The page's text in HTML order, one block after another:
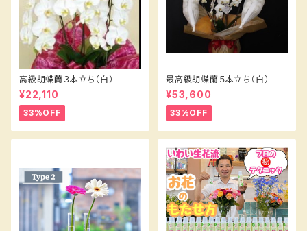
高級胡蝶蘭３本立ち（白）
¥22,110
33%OFF
最高級胡蝶蘭５本立ち（白）
¥53,600
33%OFF